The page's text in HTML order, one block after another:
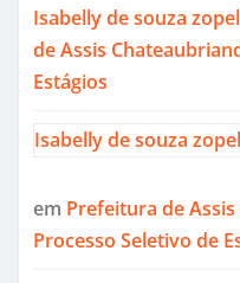
Isabelly de souza
de Assis
Estágios
Isabelly de souza
em Prefeitura de
Processo Seletivo de